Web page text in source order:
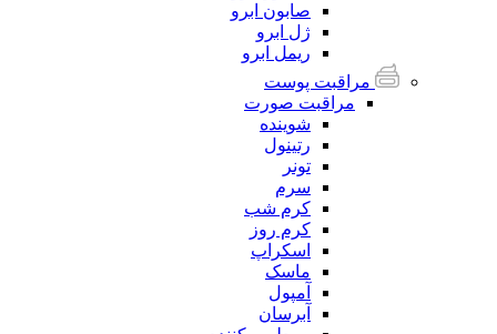
صابون ابرو
ژل ابرو
ریمل ابرو
مراقبت پوست
مراقبت صورت
شوینده
رتینول
تونر
سرم
کرم شب
کرم روز
اسکراپ
ماسک
آمپول
آبرسان